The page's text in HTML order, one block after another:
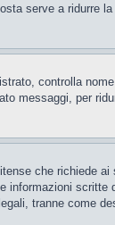
serve a ridurre
controlla
messaggi, per
che richiede
tranne come